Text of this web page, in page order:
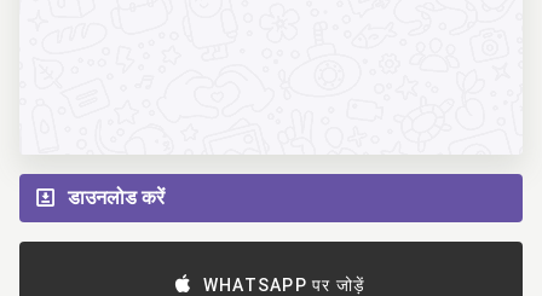
डाउनलोड करें
WHATSAPP पर जोड़ें